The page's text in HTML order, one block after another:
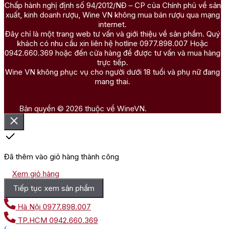
Chấp hành nghị định số 94/2012/NĐ – CP của Chính phủ về sản
xuất, kinh doanh rượu, Wine VN không mua bán rượu qua mạng
internet.
Đây chỉ là một trang web tư vấn và giới thiệu về sản phẩm. Quý
khách có nhu cầu xin liên hệ hotline 0977.898.007 Hoặc
0942.660.369 hoặc đến cửa hàng để được tư vấn và mua hàng
trực tiếp.
Wine VN không phục vụ cho người dưới 18 tuổi và phụ nữ đang
mang thai.
Bản quyền © 2026 thuộc về WineVN.
Đã thêm vào giỏ hàng thành công
Xem giỏ hàng
Tiếp tục xem sản phẩm
Hà Nội 0977.898.007
TP.HCM 0942.660.369